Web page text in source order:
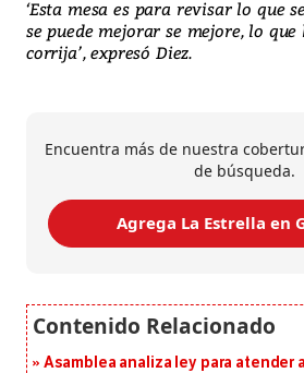
‘Esta mesa es para revisar lo que
se puede mejorar se mejore, lo
corrija’, expresó Diez.
Encuentra más de nuestra
de búsqueda.
Agrega La Estrella en
Asamblea analiza ley para atender